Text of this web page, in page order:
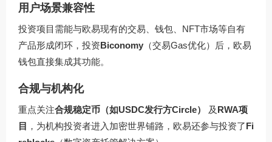
用户场景兼容性
投资项目需能与欧易现有的交易、钱包、NFT市场等自有
产品形成闭环，投资Biconomy （交易Gas优化）后，欧易
钱包直接集成其功能。
合规与机构化
重点关注合规稳定币（如USDC发行方Circle） 及 RWA项
目 ，为机构投资者进入加密世界铺路，欧易还参与投资了Fi